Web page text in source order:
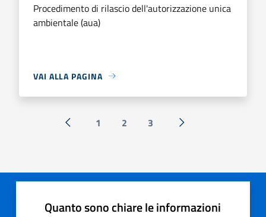
Procedimento di rilascio dell'autorizzazione unica
ambientale (aua)
VAI ALLA PAGINA
« Precedente
1 2 3 Successiva »
Quanto sono chiare le informazioni